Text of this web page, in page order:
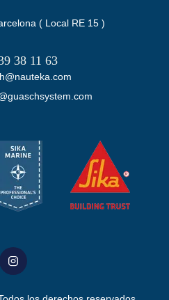
( Local RE 15 )
38 11 63